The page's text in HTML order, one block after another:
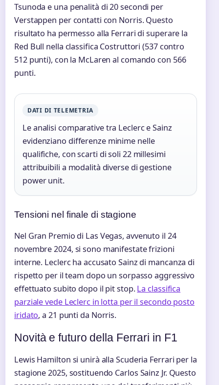
Tsunoda e una penalità di 20 secondi per
Verstappen per contatti con Norris. Questo
risultato ha permesso alla Ferrari di superare la
Red Bull nella classifica Costruttori (537 contro
512 punti), con la McLaren al comando con 566
punti.
DATI DI TELEMETRIA
Le analisi comparative tra Leclerc e Sainz
evidenziano differenze minime nelle
qualifiche, con scarti di soli 22 millesimi
attribuibili a modalità diverse di gestione
power unit.
Tensioni nel finale di stagione
Nel Gran Premio di Las Vegas, avvenuto il 24
novembre 2024, si sono manifestate frizioni
interne. Leclerc ha accusato Sainz di mancanza di
rispetto per il team dopo un sorpasso aggressivo
effettuato subito dopo il pit stop.La classifica
parziale vede Leclerc in lotta per il secondo posto
iridato, a 21 punti da Norris.
Novità e futuro della Ferrari in F1
Lewis Hamilton si unirà alla Scuderia Ferrari per la
stagione 2025, sostituendo Carlos Sainz Jr. Questo